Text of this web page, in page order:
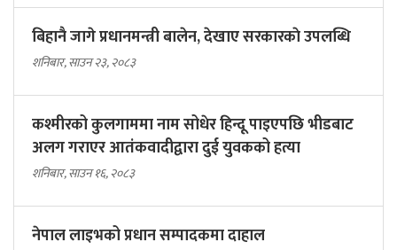
बिहानै जागे प्रधानमन्त्री बालेन, देखाए सरकारकाे उपलब्धि
शनिबार, साउन २३, २०८३
कश्मीरको कुलगाममा नाम सोधेर हिन्दू पाइएपछि भीडबाट
अलग गराएर आतंकवादीद्वारा दुई युवकको हत्या
शनिबार, साउन १६, २०८३
नेपाल लाइभको प्रधान सम्पादकमा दाहाल